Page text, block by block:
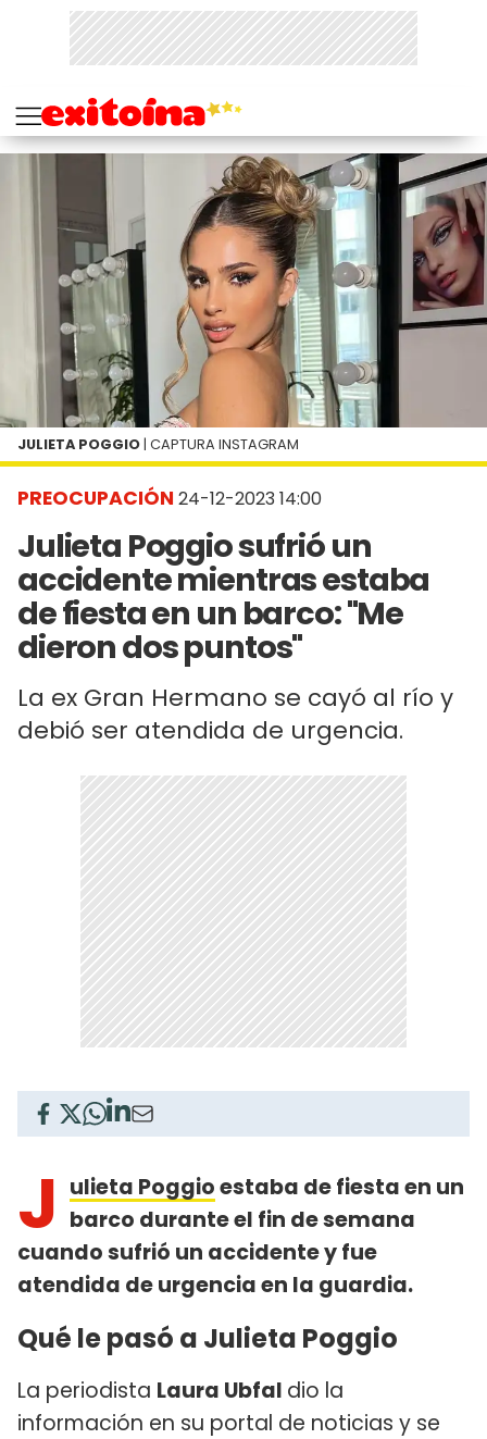
PREOCUPACIÓN 24-12-2023 14:00
Julieta Poggio sufrió un
accidente mientras estaba
de fiesta en un barco: "Me
dieron dos puntos"
La ex Gran Hermano se cayó al río y
debió ser atendida de urgencia.
JULIETA POGGIO | CAPTURA INSTAGRAM
J ulieta Poggioestaba de fiesta en un
barco durante el fin de semana
cuando sufrió un accidente y fue
atendida de urgencia en la guardia.
Qué le pasó a Julieta Poggio
La periodista Laura Ubfal dio la
información en su portal de noticias y se